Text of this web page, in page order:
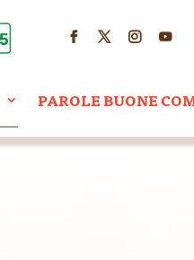
   
PAROLE BUONE